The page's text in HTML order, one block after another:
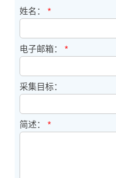
姓名： *
电子邮箱： *
采集目标：
简述： *